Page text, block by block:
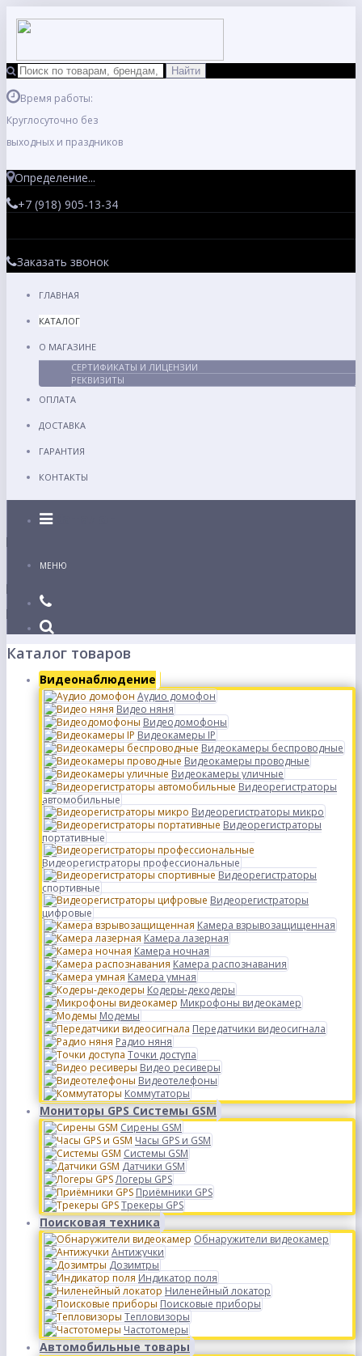
Время работы:
Круглосуточно без
выходных и праздников
Определение...
+7 (918) 905-13-34
Заказать звонок
ГЛАВНАЯ
КАТАЛОГ
О МАГАЗИНЕ
СЕРТИФИКАТЫ И ЛИЦЕНЗИИ
РЕКВИЗИТЫ
ОПЛАТА
ДОСТАВКА
ГАРАНТИЯ
КОНТАКТЫ
Каталог
МЕНЮ
Каталог товаров
Видеонаблюдение
Аудио домофон
Видео няня
Видеодомофоны
Видеокамеры IP
Видеокамеры беспроводные
Видеокамеры проводные
Видеокамеры уличные
Видеорегистраторы
автомобильные
Видеорегистраторы микро
Видеорегистраторы
портативные
Видеорегистраторы профессиональные
Видеорегистраторы
спортивные
Видеорегистраторы
цифровые
Камера взрывозащищенная
Камера лазерная
Камера ночная
Камера распознавания
Камера умная
Кодеры-декодеры
Микрофоны видеокамер
Модемы
Передатчики видеосигнала
Радио няня
Точки доступа
Видео ресиверы
Видеотелефоны
Коммутаторы
Мониторы GPS Системы GSM
Сирены GSM
Часы GPS и GSM
Системы GSM
Датчики GSM
Логеры GPS
Приёмники GPS
Трекеры GPS
Поисковая техника
Обнаружители видеокамер
Антижучки
Дозимтры
Индикатор поля
Ниленейный локатор
Поисковые приборы
Тепловизоры
Частотомеры
Автомобильные товары